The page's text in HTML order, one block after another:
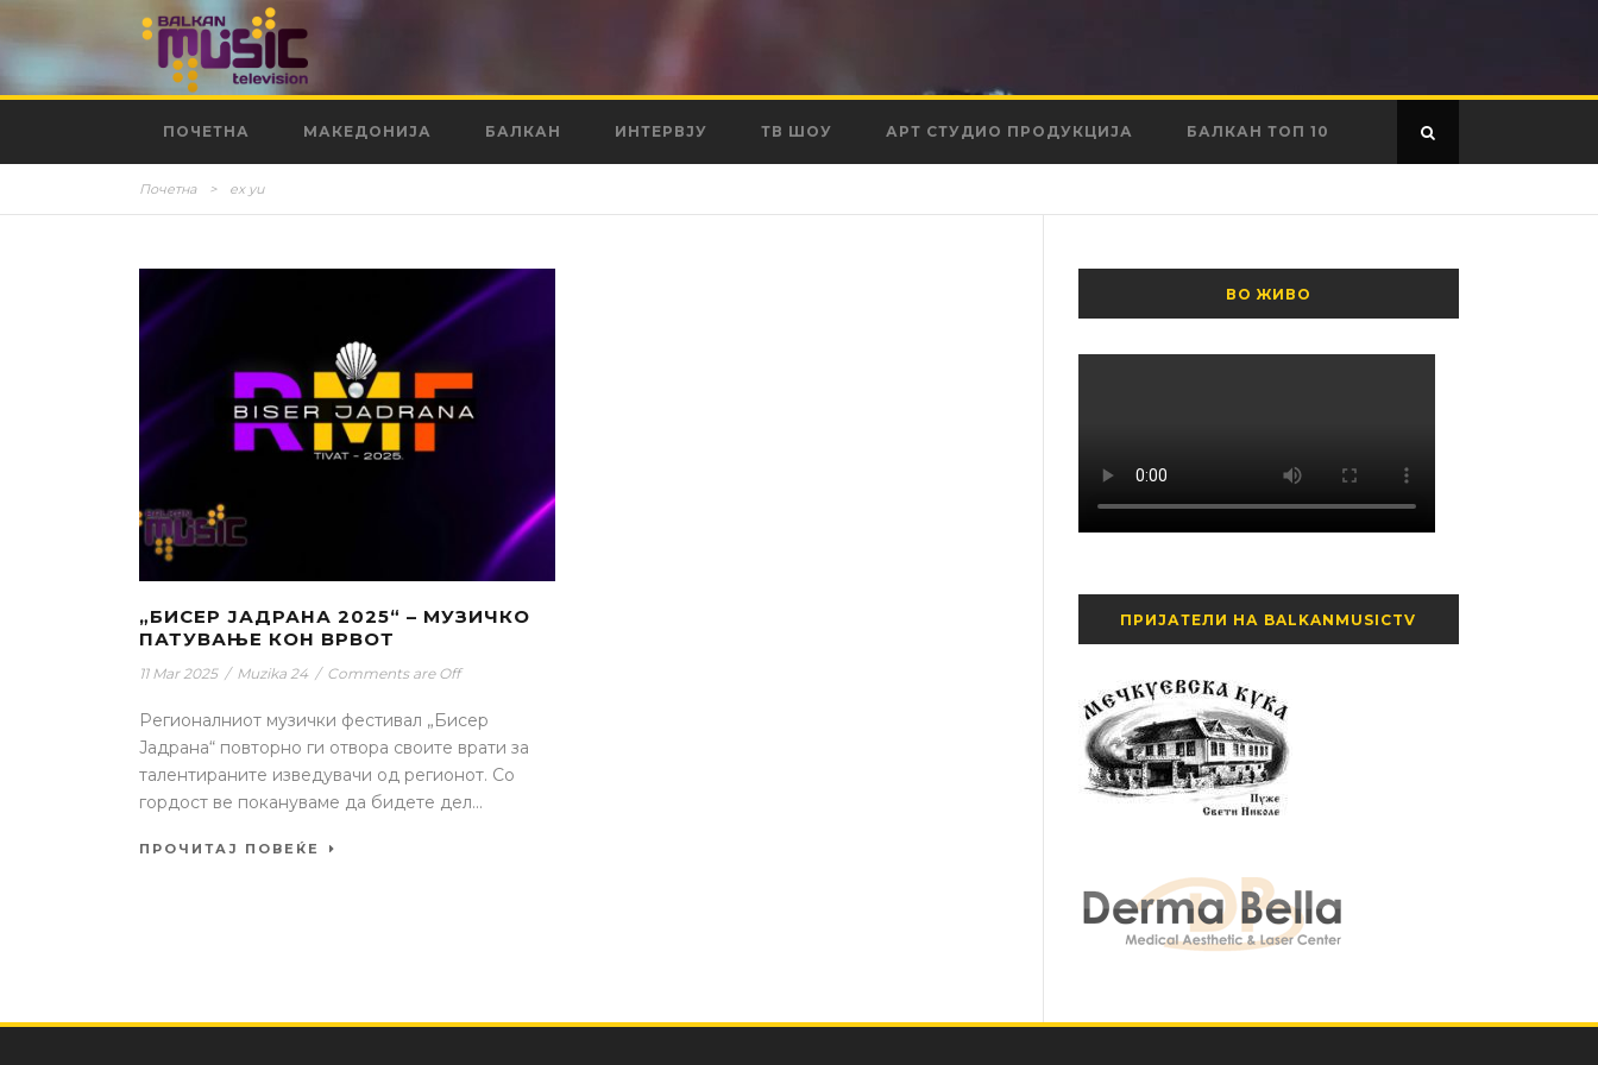
ПОЧЕТНА МАКЕДОНИЈА БАЛКАН ИНТЕРВЈУ ТВ ШОУ АРТ СТУДИО ПРОДУКЦИЈА БАЛКАН ТОП 10
Почетна > ex yu
„БИСЕР ЈАДРАНА 2025“ – МУЗИЧКО
ПАТУВАЊЕ КОН ВРВОТ
11 Mar 2025 / Muzika 24 / Comments are Off
Регионалниот музички фестивал „Бисер
Јадрана“ повторно ги отвора своите врати за
талентираните изведувачи од регионот. Со
гордост ве покануваме да бидете дел...
ПРОЧИТАЈ ПОВЕЌЕ
ВО ЖИВО
ПРИЈАТЕЛИ НА BALKANMUSICTV